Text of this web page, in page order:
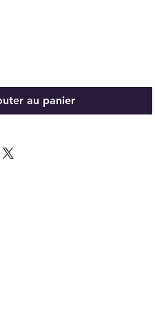
au panier